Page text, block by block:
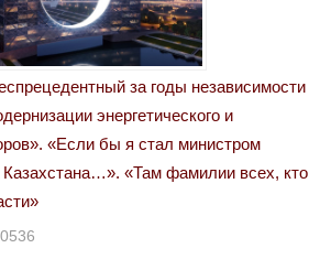
за годы независимости
энергетического и
«Если бы я стал министром
Казахстана…». «Там фамилии всех, кто